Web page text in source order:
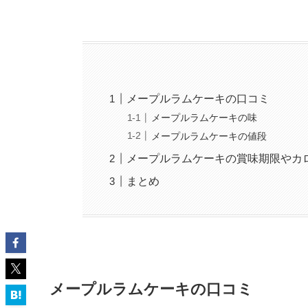
メープルラムケーキの口コミ
メープルラムケーキの味
メープルラムケーキの値段
メープルラムケーキの賞味期限やカ
まとめ
メープルラムケーキの口コミ